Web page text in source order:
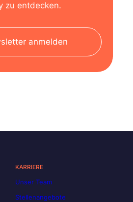
zu entdecken.
anmelden
KARRIERE
Unser Team
Stellenangebote